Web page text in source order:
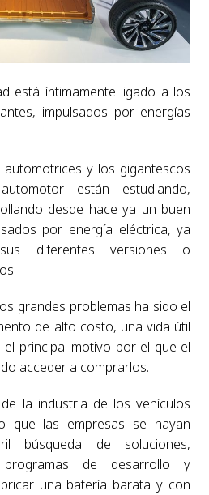
está íntimamente ligado a los
impulsados por energías
automotrices y los gigantescos
están estudiando,
desde hace ya un buen
por energía eléctrica, ya
diferentes versiones o
grandes problemas ha sido el
de alto costo, una vida útil
principal motivo por el que el
acceder a comprarlos.
de la industria de los vehículos
que las empresas se hayan
búsqueda de soluciones,
programas de desarrollo y
una batería barata y con